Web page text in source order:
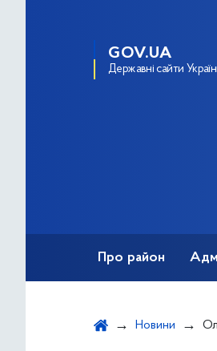
GOV.UA
Державні сайти
Про район
Новини Олена